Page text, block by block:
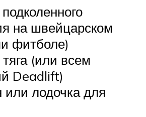
на швейцарском
фитболе)
(или всем
Deadlift)
или лодочка для